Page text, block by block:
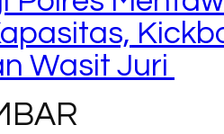
Wasit Juri